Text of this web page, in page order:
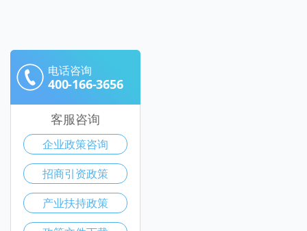
电话咨询
400-166-3656
客服咨询
企业政策咨询
招商引资政策
产业扶持政策